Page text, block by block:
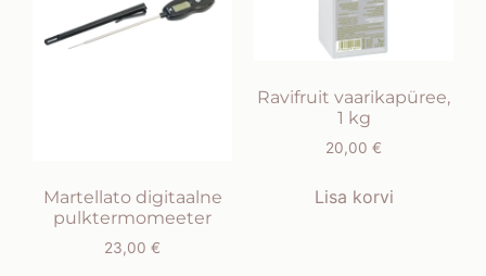
Martellato digitaalne
pulktermomeeter
23,00 €
Ravifruit vaarikapüree,
1 kg
20,00 €
Lisa korvi